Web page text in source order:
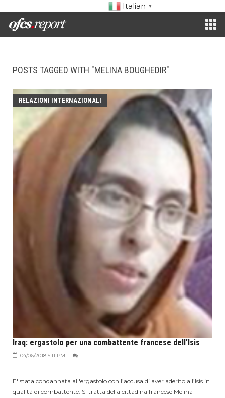
Italian ▼
POSTS TAGGED WITH "MELINA BOUGHEDIR"
RELAZIONI INTERNAZIONALI
Iraq: ergastolo per una combattente francese dell'Isis
04/06/2018 5:11 PM
E' stata condannata all'ergastolo con l’accusa di aver aderito all’Isis in
qualità di combattente. Si tratta della cittadina francese Melina